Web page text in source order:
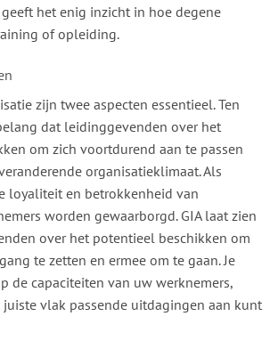
het enig inzicht in hoe degene
of opleiding.
zijn twee aspecten essentieel. Ten
dat leidinggevenden over het
om zich voortdurend aan te passen
organisatieklimaat. Als
loyaliteit en betrokkenheid van
worden gewaarborgd. GIA laat zien
over het potentieel beschikken om
te zetten en ermee om te gaan. Je
de capaciteiten van uw werknemers,
vlak passende uitdagingen aan kunt